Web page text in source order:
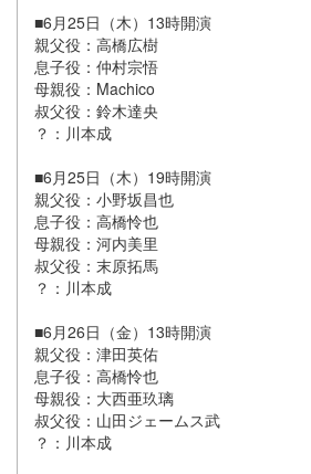
■6月25日（木）13時開演
親父役：高橋広樹
息子役：仲村宗悟
母親役：Machico
叔父役：鈴木達央
？：川本成
■6月25日（木）19時開演
親父役：小野坂昌也
息子役：高橋怜也
母親役：河内美里
叔父役：末原拓馬
？：川本成
■6月26日（金）13時開演
親父役：津田英佑
息子役：高橋怜也
母親役：大西亜玖璃
叔父役：山田ジェームス武
？：川本成